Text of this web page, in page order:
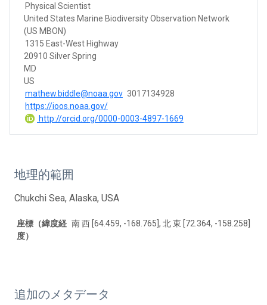
Physical Scientist
United States Marine Biodiversity Observation Network
(US MBON)
1315 East-West Highway
20910 Silver Spring
MD
US
mathew.biddle@noaa.gov 3017134928
https://ioos.noaa.gov/
http://orcid.org/0000-0003-4897-1669
地理的範囲
Chukchi Sea, Alaska, USA
座標（緯度経
度）
南 西 [64.459, -168.765], 北 東 [72.364, -158.258]
追加のメタデータ